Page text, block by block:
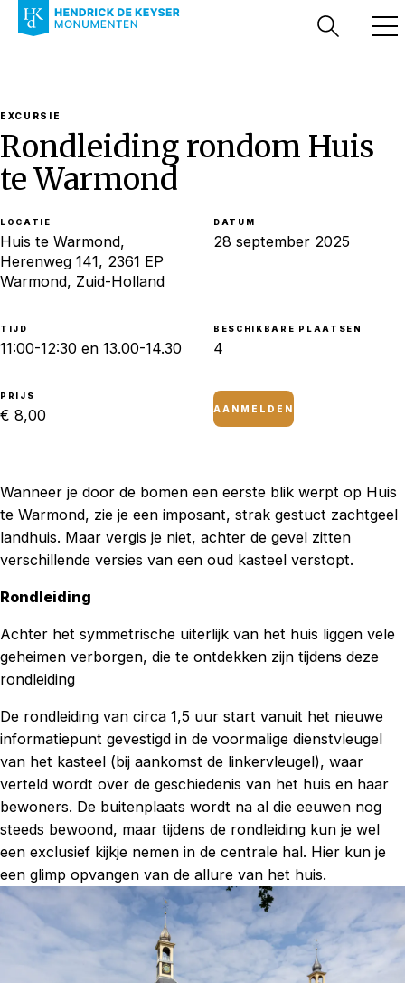
EXCURSIE
Rondleiding rondom Huis
te Warmond
LOCATIE
Huis te Warmond,
Herenweg 141, 2361 EP
Warmond, Zuid-Holland
DATUM
28 september 2025
TIJD
11:00-12:30 en 13.00-14.30
BESCHIKBARE PLAATSEN
4
PRIJS
€ 8,00 AANMELDEN
Wanneer je door de bomen een eerste blik werpt op Huis
te Warmond, zie je een imposant, strak gestuct zachtgeel
landhuis. Maar vergis je niet, achter de gevel zitten
verschillende versies van een oud kasteel verstopt.
Rondleiding
Achter het symmetrische uiterlijk van het huis liggen vele
geheimen verborgen, die te ontdekken zijn tijdens deze
rondleiding
De rondleiding van circa 1,5 uur start vanuit het nieuwe
informatiepunt gevestigd in de voormalige dienstvleugel
van het kasteel (bij aankomst de linkervleugel), waar
verteld wordt over de geschiedenis van het huis en haar
bewoners. De buitenplaats wordt na al die eeuwen nog
steeds bewoond, maar tijdens de rondleiding kun je wel
een exclusief kijkje nemen in de centrale hal. Hier kun je
een glimp opvangen van de allure van het huis.